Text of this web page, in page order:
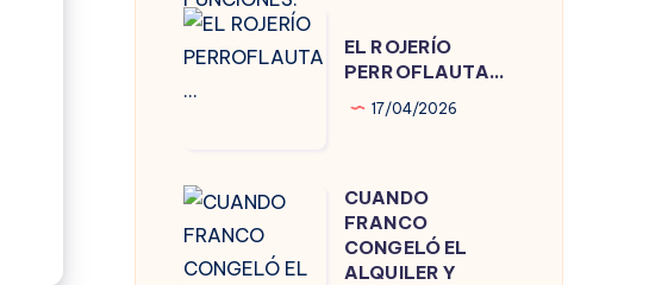
FUNCIONES.
EL
ROJERÍO
PERROFLAUTA…
EL ROJERÍO
PERROFLAUTA…
17/04/2026
CUANDO
FRANCO
CONGELÓ
CUANDO
FRANCO
CONGELÓ EL
ALQUILER Y